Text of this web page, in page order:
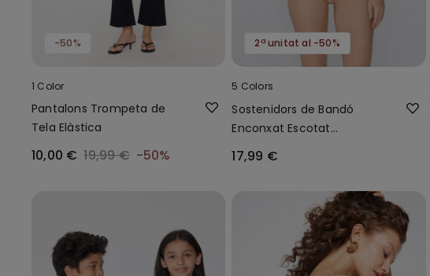
-50%
1 Color
Pantalons Trompeta de
Tela Elàstica
10,00 € 19,99 € -50%
2ª unitat al -50%
5 Colors
Sostenidors de Bandó
Enconxat Escotat
17,99 €